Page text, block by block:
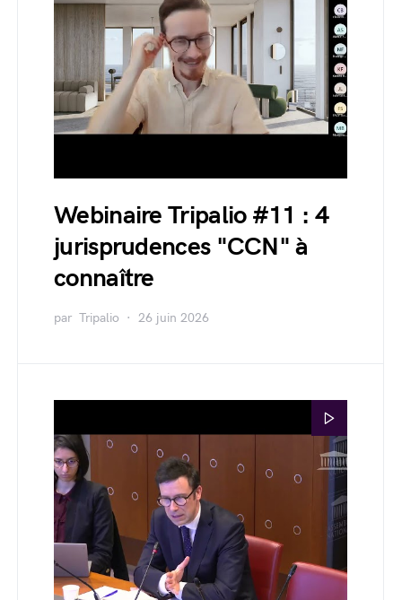
Webinaire Tripalio #11 : 4
jurisprudences "CCN" à
connaître
par Tripalio 26 juin 2026